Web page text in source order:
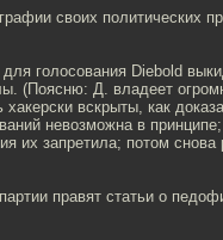
своих политических
голосования Diebold
(Поясню: Д. владеет
вскрыты, как
невозможна в
их запретила; потом снова
правят статьи о